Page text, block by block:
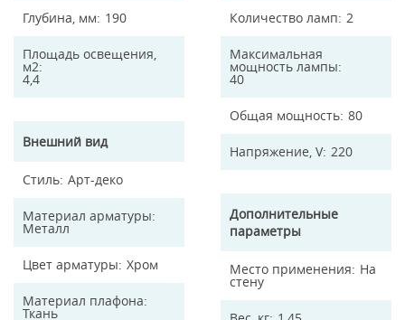
Глубина, мм 190
Площадь освещения,
м2
4,4
Внешний вид
Стиль Арт-деко
Материал арматуры
Металл
Цвет арматуры Хром
Материал плафона
Ткань
Количество ламп 2
Максимальная
мощность лампы
40
Общая мощность 80
Напряжение, V 220
Дополнительные
параметры
Место применения На
стену